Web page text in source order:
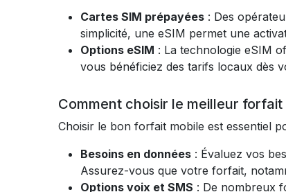
Cartes SIM prépayées : Des
simplicité, une eSIM permet une
Options eSIM : La technologie eSIM
vous bénéficiez des tarifs locaux dès
Comment choisir le meilleur
Choisir le bon forfait mobile est essentiel
Besoins en données : Évaluez vos
Assurez-vous que votre forfait,
Options voix et SMS : De nombreux